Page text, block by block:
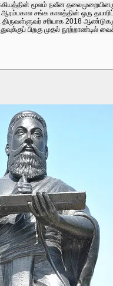
மூலம் நவீன
சங்க காலத்தின் ஒரு
சரியாக 2018
பிறகு முதல்